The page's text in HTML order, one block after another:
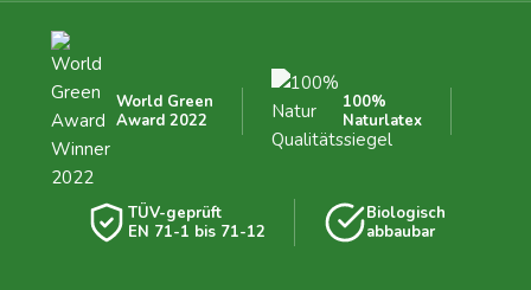
World Green
Award 2022
100%
Naturlatex
TÜV-geprüft
EN 71-1 bis 71-12
Biologisch
abbaubar